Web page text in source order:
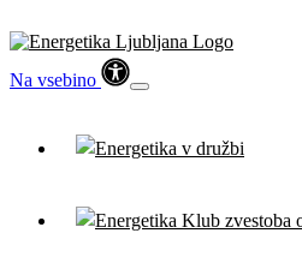
Na vsebino